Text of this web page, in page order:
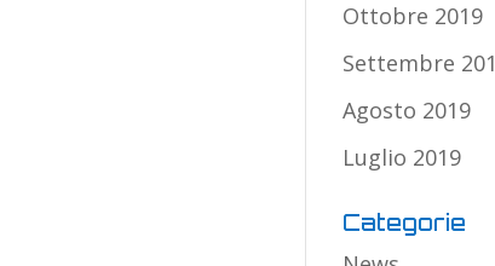
Ottobre 2019
Settembre
Agosto 2019
Luglio 2019
Categorie